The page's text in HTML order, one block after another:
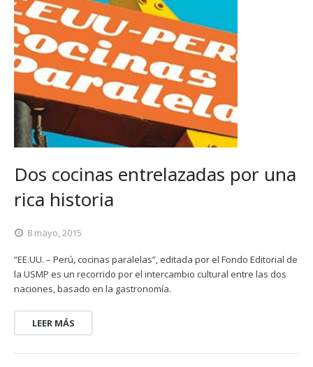
Dos cocinas entrelazadas por una
rica historia
8 mayo, 2015
“EE.UU. – Perú, cocinas paralelas”, editada por el Fondo Editorial de
la USMP es un recorrido por el intercambio cultural entre las dos
naciones, basado en la gastronomía.
LEER MÁS